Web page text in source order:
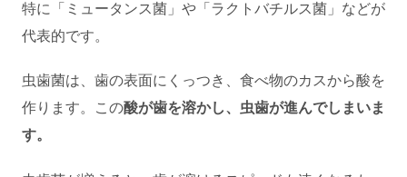
特に「ミュータンス菌」や「ラクトバチルス菌」などが
代表的です。
虫歯菌は、歯の表面にくっつき、食べ物のカスから酸を
作ります。この酸が歯を溶かし、虫歯が進んでしまいま
す。